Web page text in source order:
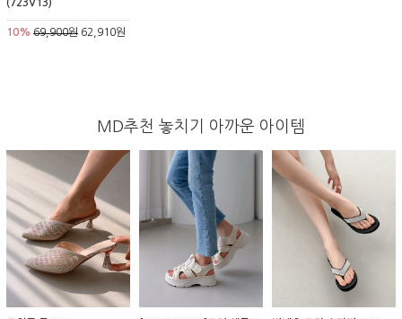
(723V13)
10% 69,900원 62,910원
MD추천 놓치기 아까운 아이템